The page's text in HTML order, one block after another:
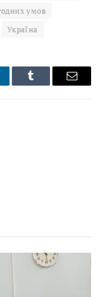
умов
Україна
Tumblr Email